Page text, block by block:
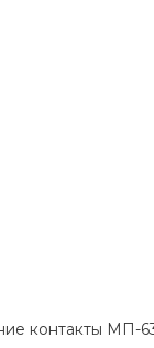
контакты МП-